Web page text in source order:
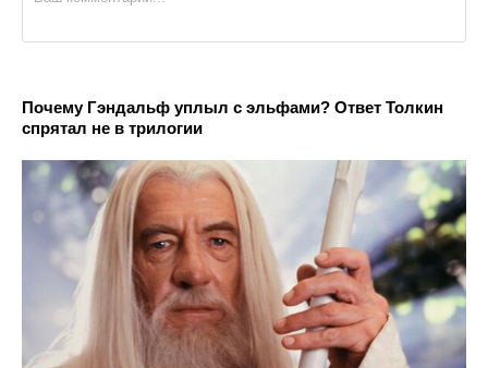
Почему Гэндальф уплыл с эльфами? Ответ Толкин
спрятал не в трилогии